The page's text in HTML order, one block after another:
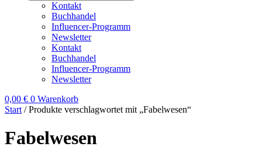
Kontakt
Buchhandel
Influencer-Programm
Newsletter
Kontakt
Buchhandel
Influencer-Programm
Newsletter
0,00 € 0 Warenkorb
Start / Produkte verschlagwortet mit „Fabelwesen“
Fabelwesen